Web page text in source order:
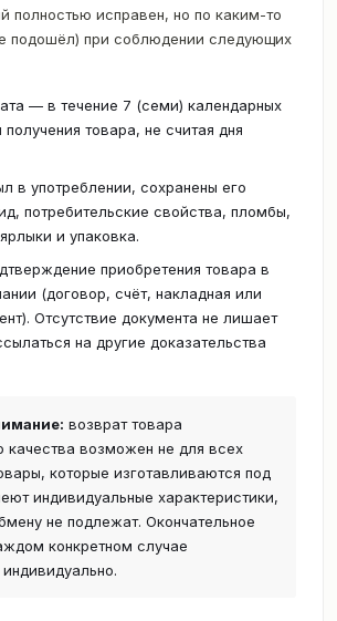
полностью исправен, но по каким-то
подошёл) при соблюдении следующих
— в течение 7 (семи) календарных
товара, не считая дня
в употреблении, сохранены его
потребительские свойства, пломбы,
и упаковка.
приобретения товара в
(договор, счёт, накладная или
Отсутствие документа не лишает
на другие доказательства
возврат товара
качества возможен не для всех
которые изготавливаются под
индивидуальные характеристики,
не подлежат. Окончательное
конкретном случае